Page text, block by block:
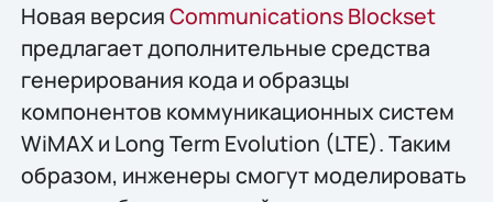
Новая версияCommunications Blockset
предлагает дополнительные средства
генерирования кода и образцы
компонентов коммуникационных систем
WiMAX и Long Term Evolution (LTE). Таким
образом, инженеры смогут моделировать